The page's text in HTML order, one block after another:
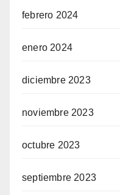
febrero 2024
enero 2024
diciembre 2023
noviembre 2023
octubre 2023
septiembre 2023